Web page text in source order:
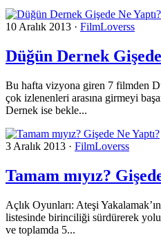
10 Aralık 2013 · FilmLoverss
Düğün Dernek
Bu hafta vizyona giren 7 filmden
çok izlenenleri arasına girmeyi
Dernek ise bekle...
3 Aralık 2013 · FilmLoverss
Tamam mıyız?
Açlık Oyunları: Ateşi
listesinde birinciliği sürdürerek
ve toplamda 5...